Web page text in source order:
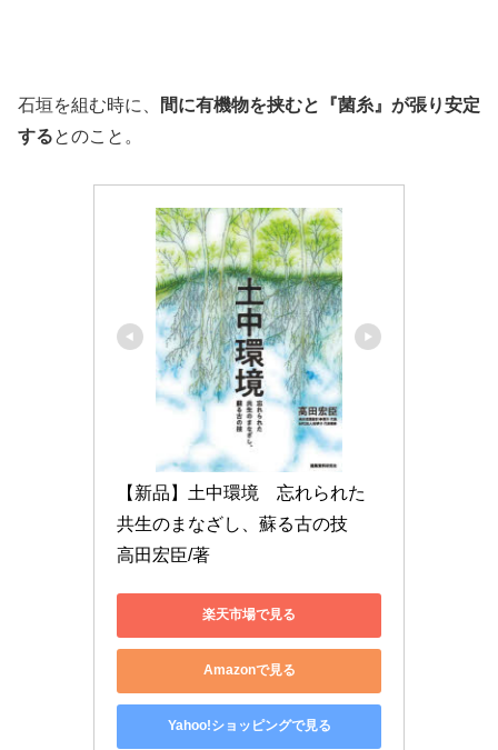
石垣を組む時に、
間に有機物を挟むと『菌糸』が張り安定
するとのこと。
【新品】土中環境　忘れられた
共生のまなざし、蘇る古の技
高田宏臣/著
楽天市場で見る
Amazonで見る
Yahoo!ショッピングで見る